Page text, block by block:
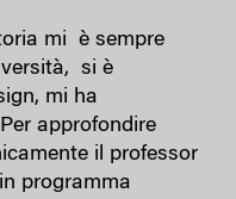
mi è sempre
si è
mi ha
approfondire
il professor
programma